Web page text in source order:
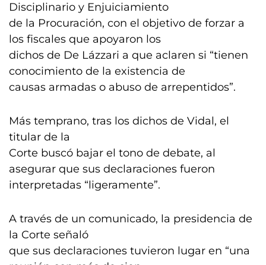
Disciplinario y Enjuiciamiento
de la Procuración, con el objetivo de forzar a
los fiscales que apoyaron los
dichos de De Lázzari a que aclaren si “tienen
conocimiento de la existencia de
causas armadas o abuso de arrepentidos”.
Más temprano, tras los dichos de Vidal, el
titular de la
Corte buscó bajar el tono de debate, al
asegurar que sus declaraciones fueron
interpretadas “ligeramente”.
A través de un comunicado, la presidencia de
la Corte señaló
que sus declaraciones tuvieron lugar en “una